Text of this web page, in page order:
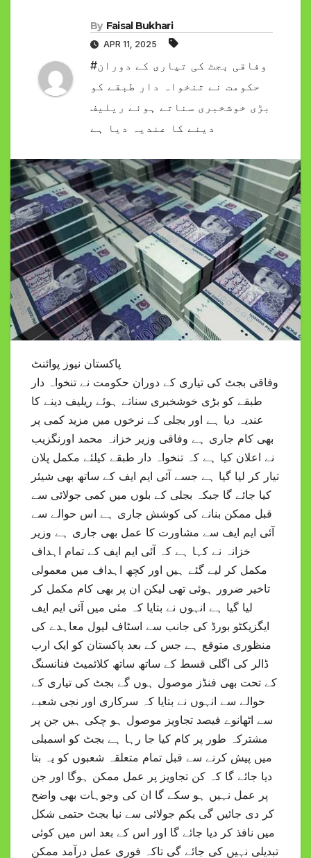
By Faisal Bukhari
APR 11, 2025
#وفاقی بجٹ کی تیاری کے دوران
حکومت نے تنخواہ دار طبقے کو
بڑی خوشخبری سناتے ہوئے ریلیف
دینے کا عندیہ دیا ہے
پاکستان نیوز پوائنٹ
وفاقی بجٹ کی تیاری کے دوران حکومت نے تنخواہ دار
طبقے کو بڑی خوشخبری سناتے ہوئے ریلیف دینے کا
عندیہ دیا ہے اور بجلی کے نرخوں میں مزید کمی پر
بھی کام جاری ہے وفاقی وزیر خزانہ محمد اورنگزیب
نے اعلان کیا ہے کہ تنخواہ دار طبقے کیلئے مکمل پلان
تیار کر لیا گیا ہے جسے آئی ایم ایف کے ساتھ بھی شیئر
کیا جائے گا جبکہ بجلی کے بلوں میں کمی جولائی سے
قبل ممکن بنانے کی کوشش جاری ہے اس حوالے سے
آئی ایم ایف سے مشاورت کا عمل بھی جاری ہے وزیر
خزانہ نے کہا ہے کہ آئی ایم ایف کے تمام اہداف
مکمل کر لیے گئے ہیں اور کچھ اہداف میں معمولی
تاخیر ضرور ہوئی تھی لیکن ان پر بھی کام مکمل کر
لیا گیا ہے انہوں نے بتایا کہ مئی میں آئی ایم ایف
ایگزیکٹو بورڈ کی جانب سے اسٹاف لیول معاہدے کی
منظوری متوقع ہے جس کے بعد پاکستان کو ایک ارب
ڈالر کی اگلی قسط کے ساتھ ساتھ کلائمیٹ فنانسنگ
کے تحت بھی فنڈز موصول ہوں گے بجٹ کی تیاری کے
حوالے سے انہوں نے بتایا کہ سرکاری اور نجی شعبے
سے اٹھانوے فیصد تجاویز موصول ہو چکی ہیں جن پر
مشترکہ طور پر کام کیا جا رہا ہے بجٹ کو اسمبلی
میں پیش کرنے سے قبل تمام متعلقہ شعبوں کو یہ بتا
دیا جائے گا کہ کن تجاویز پر عمل ممکن ہوگا اور جن
پر عمل نہیں ہو سکے گا ان کی وجوہات بھی واضح
کر دی جائیں گی یکم جولائی سے نیا بجٹ حتمی شکل
میں نافذ کر دیا جائے گا اور اس کے بعد اس میں کوئی
تبدیلی نہیں کی جائے گی تاکہ فوری عمل درآمد ممکن